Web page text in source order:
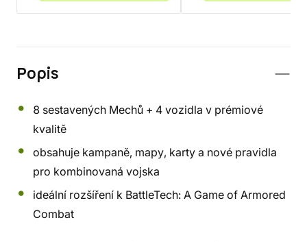
Popis
8 sestavených Mechů + 4 vozidla v prémiové
kvalitě
obsahuje kampaně, mapy, karty a nové pravidla
pro kombinovaná vojska
ideální rozšíření k BattleTech: A Game of Armored
Combat